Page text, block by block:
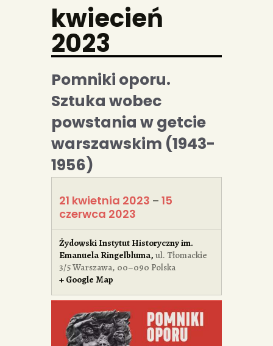
kwiecień
2023
Pomniki oporu.
Sztuka wobec
powstania w getcie
warszawskim (1943-
1956)
21 kwietnia 2023 – 15
czerwca 2023
Żydowski Instytut Historyczny im.
Emanuela Ringelbluma, ul. Tłomackie
3/5Warszawa, 00–090 Polska
+ Google Map